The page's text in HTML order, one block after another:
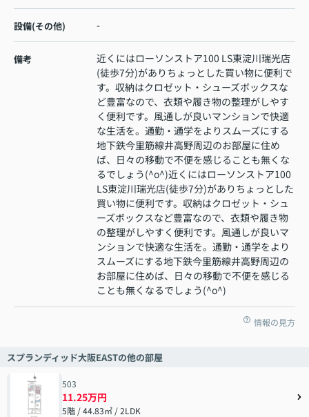
設備(その他) -
備考
近くにはローソンストア100 LS東淀川瑞光店
(徒歩7分)がありちょっとした買い物に便利で
す。収納はクロゼット・シューズボックスな
ど豊富なので、衣類や履き物の整理がしやす
く便利です。風通しが良いマンションで快適
な生活を。通勤・通学をよりスムーズにする
地下鉄今里筋線井高野周辺のお部屋に住め
ば、日々の移動で不便を感じることも無くな
るでしょう(^o^)近くにはローソンストア100
LS東淀川瑞光店(徒歩7分)がありちょっとした
買い物に便利です。収納はクロゼット・シュ
ーズボックスなど豊富なので、衣類や履き物
の整理がしやすく便利です。風通しが良いマ
ンションで快適な生活を。通勤・通学をより
スムーズにする地下鉄今里筋線井高野周辺の
お部屋に住めば、日々の移動で不便を感じる
ことも無くなるでしょう(^o^)
情報の見方
スプランディッド大阪EASTの他の部屋
503
11.25万円
5階 / 44.83㎡ / 2LDK